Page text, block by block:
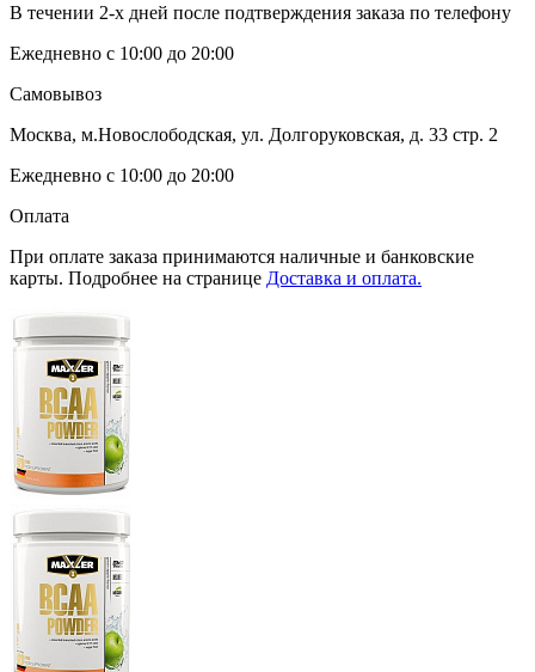
В течении 2-х дней после подтверждения заказа по телефону
Ежедневно с 10:00 до 20:00
Самовывоз
Москва, м.Новослободская, ул. Долгоруковская, д. 33 стр. 2
Ежедневно с 10:00 до 20:00
Оплата
При оплате заказа принимаются наличные и банковские
карты. Подробнее на странице Доставка и оплата.